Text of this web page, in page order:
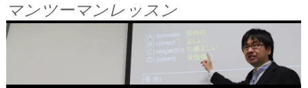
マンツーマンレッスン